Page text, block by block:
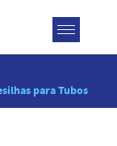
Toggle
para Tubos